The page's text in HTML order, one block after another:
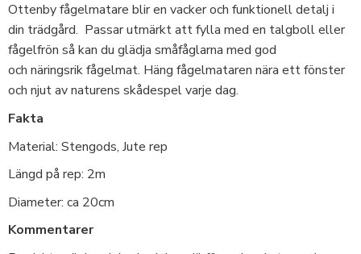
Ottenby fågelmatare blir en vacker och funktionell detalj i
din trädgård. Passar utmärkt att fylla med en talgboll eller
fågelfrön så kan du glädja småfåglarna med god
och näringsrik fågelmat. Häng fågelmataren nära ett fönster
och njut av naturens skådespel varje dag.
Fakta
Material: Stengods, Jute rep
Längd på rep: 2m
Diameter: ca 20cm
Kommentarer